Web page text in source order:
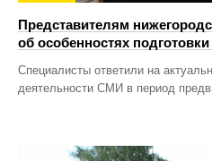
Представителям
об особенностях
Специалисты ответили на
деятельности СМИ в период